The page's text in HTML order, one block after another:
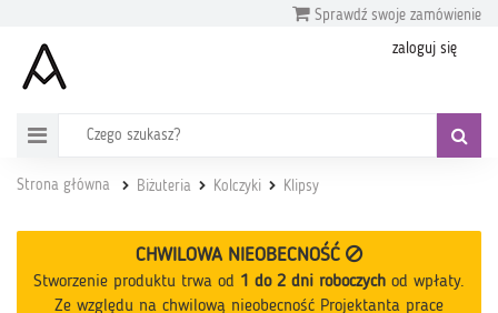
Sprawdź swoje zamówienie
zaloguj się
Strona główna Biżuteria Kolczyki Klipsy
CHWILOWA NIEOBECNOŚĆ
Stworzenie produktu trwa od 1 do 2 dni roboczych od wpłaty.
Ze względu na chwilową nieobecność Projektanta prace